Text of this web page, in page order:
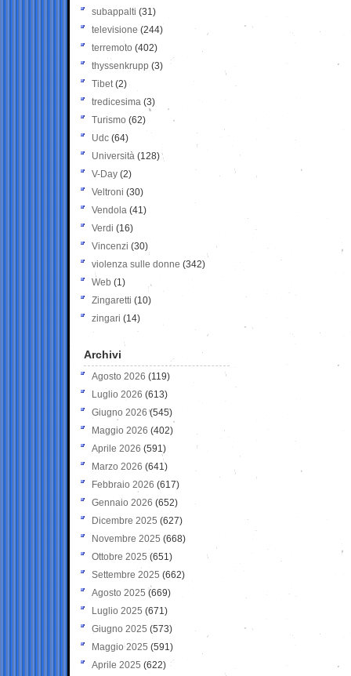
subappalti (31)
televisione(244)
terremoto (402)
thyssenkrupp (3)
Tibet(2)
tredicesima (3)
Turismo (62)
Udc (64)
Università (128)
V-Day (2)
Veltroni (30)
Vendola (41)
Verdi (16)
Vincenzi (30)
violenza sulle donne (342)
Web (1)
Zingaretti (10)
zingari (14)
Archivi
Agosto 2026 (119)
Luglio 2026 (613)
Giugno 2026 (545)
Maggio 2026 (402)
Aprile 2026 (591)
Marzo 2026 (641)
Febbraio 2026 (617)
Gennaio 2026 (652)
Dicembre 2025 (627)
Novembre 2025 (668)
Ottobre 2025 (651)
Settembre 2025 (662)
Agosto 2025 (669)
Luglio 2025 (671)
Giugno 2025 (573)
Maggio 2025 (591)
Aprile 2025 (622)